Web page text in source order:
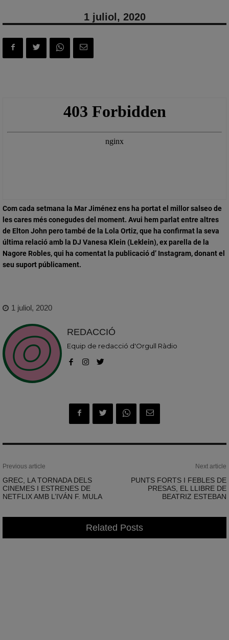
1 juliol, 2020
Com cada setmana la Mar Jiménez ens ha portat el millor salseo de
les cares més conegudes del moment. Avui hem parlat entre altres
de Elton John pero també de la Lola Ortiz, que ha confirmat la seva
última relació amb la DJ Vanesa Klein (Leklein), ex parella de la
Nagore Robles, qui ha comentat la publicació d’ Instagram, donant el
seu suport públicament.
1 juliol, 2020
REDACCIÓ
Equip de redacció d'Orgull Ràdio
Previous article
GREC, LA TORNADA DELS
CINEMES I ESTRENES DE
NETFLIX AMB L’IVÁN F. MULA
Next article
PUNTS FORTS I FEBLES DE
PRESAS, EL LLIBRE DE
BEATRIZ ESTEBAN
Related Posts